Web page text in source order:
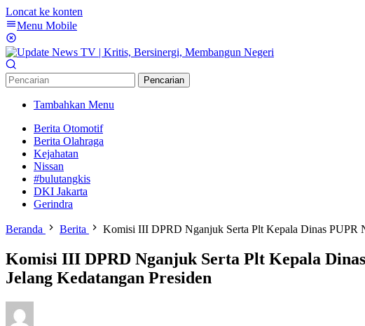
Loncat ke konten
Menu Mobile
Pencarian
Tambahkan Menu
Berita Otomotif
Berita Olahraga
Kejahatan
Nissan
#bulutangkis
DKI Jakarta
Gerindra
Beranda Berita Komisi III DPRD Nganjuk Serta Plt Kepala Dinas PUPR
Komisi III DPRD Nganjuk Serta Plt Kepala
Jelang Kedatangan Presiden